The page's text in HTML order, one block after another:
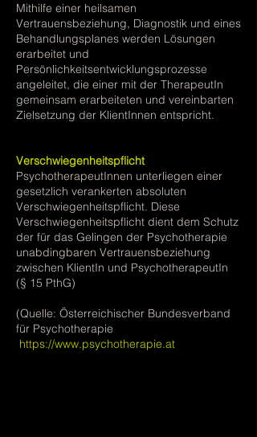
Mithilfe einer heilsamen
Vertrauensbeziehung, Diagnostik und eines
Behandlungsplanes werden Lösungen
erarbeitet und
Persönlichkeitsentwicklungsprozesse
angeleitet, die einer mit der TherapeutIn
gemeinsam erarbeiteten und vereinbarten
Zielsetzung der KlientInnen entspricht.
Verschwiegenheitspflicht
PsychotherapeutInnen unterliegen einer
gesetzlich verankerten absoluten
Verschwiegenheitspflicht. Diese
Verschwiegenheitspflicht dient dem Schutz
der für das Gelingen der Psychotherapie
unabdingbaren Vertrauensbeziehung
zwischen KlientIn und PsychotherapeutIn
(§ 15 PthG)
(Quelle: Österreichischer Bundesverband
für Psychotherapie
https://www.psychotherapie.at